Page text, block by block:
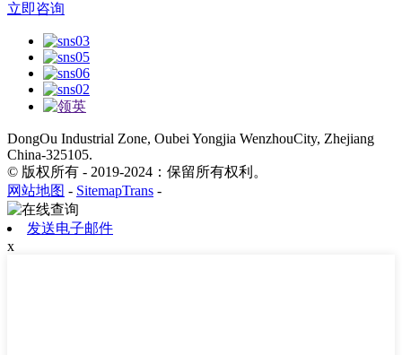
立即咨询
DongOu Industrial Zone, Oubei Yongjia WenzhouCity, Zhejiang
China-325105.
© 版权所有 - 2019-2024：保留所有权利。
网站地图 - SitemapTrans -
发送电子邮件
x